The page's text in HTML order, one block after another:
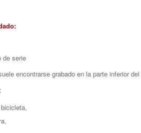
de serie
encontrarse grabado en la parte inferior